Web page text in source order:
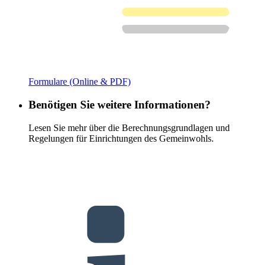
Formulare (Online & PDF)
Benötigen Sie weitere Informationen?
Lesen Sie mehr über die Berechnungsgrundlagen und
Regelungen für Einrichtungen des Gemeinwohls.